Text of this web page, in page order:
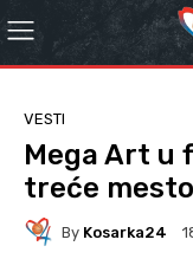
VESTI
Mega Art u
treće mesto
By Kosarka24